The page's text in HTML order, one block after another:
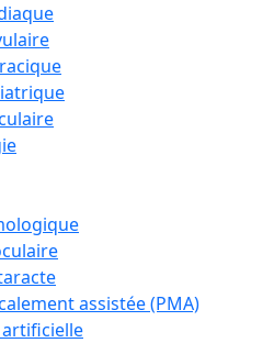
assistée (PMA)